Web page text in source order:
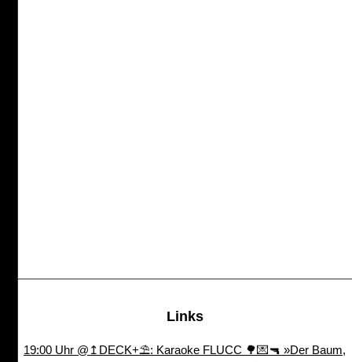
Links
19:00 Uhr @↥DECK+⛱: Karaoke FLUCC 🌳💌🔫 »Der Baum,